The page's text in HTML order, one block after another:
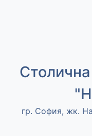
гр. София, жк.